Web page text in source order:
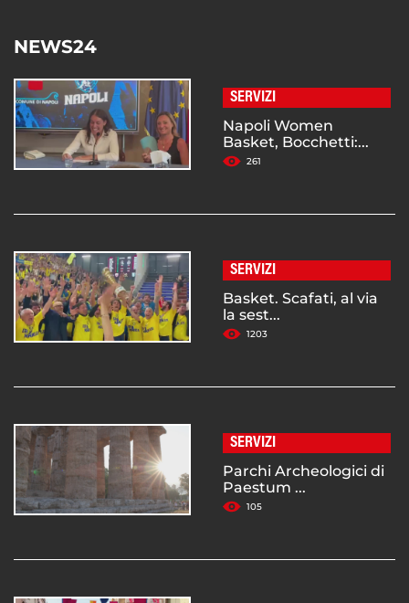
NEWS24
SERVIZI
Napoli Women
Basket, Bocchetti:...
261
SERVIZI
Basket. Scafati, al via
la sest...
1203
SERVIZI
Parchi Archeologici di
Paestum ...
105